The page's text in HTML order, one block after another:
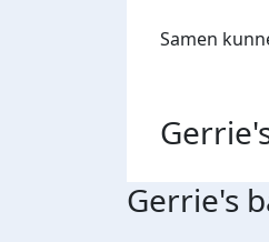
Samen
Gerrie's